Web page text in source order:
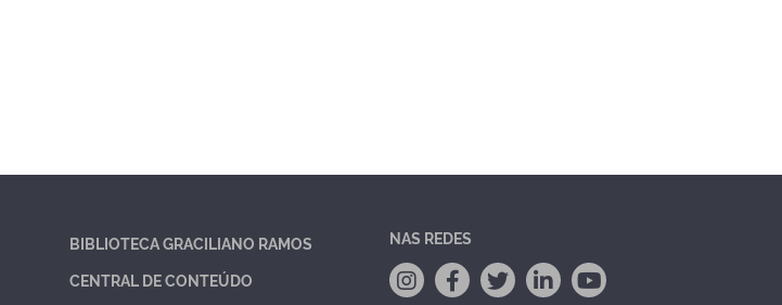
BIBLIOTECA GRACILIANO RAMOS
CENTRAL DE CONTEÚDO
NAS REDES